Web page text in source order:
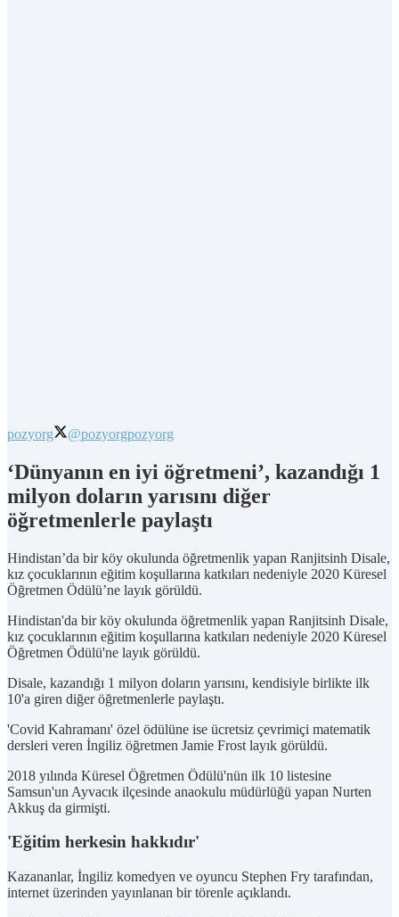
pozyorg @pozyorgpozyorg
‘Dünyanın en iyi öğretmeni’, kazandığı 1
milyon doların yarısını diğer
öğretmenlerle paylaştı
Hindistan’da bir köy okulunda öğretmenlik yapan Ranjitsinh Disale,
kız çocuklarının eğitim koşullarına katkıları nedeniyle 2020 Küresel
Öğretmen Ödülü’ne layık görüldü.
Hindistan'da bir köy okulunda öğretmenlik yapan Ranjitsinh Disale,
kız çocuklarının eğitim koşullarına katkıları nedeniyle 2020 Küresel
Öğretmen Ödülü'ne layık görüldü.
Disale, kazandığı 1 milyon doların yarısını, kendisiyle birlikte ilk
10'a giren diğer öğretmenlerle paylaştı.
'Covid Kahramanı' özel ödülüne ise ücretsiz çevrimiçi matematik
dersleri veren İngiliz öğretmen Jamie Frost layık görüldü.
2018 yılında Küresel Öğretmen Ödülü'nün ilk 10 listesine
Samsun'un Ayvacık ilçesinde anaokulu müdürlüğü yapan Nurten
Akkuş da girmişti.
'Eğitim herkesin hakkıdır'
Kazananlar, İngiliz komedyen ve oyuncu Stephen Fry tarafından,
internet üzerinden yayınlanan bir törenle açıklandı.